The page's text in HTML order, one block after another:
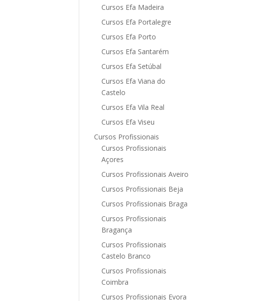
Cursos Efa Madeira
Cursos Efa Portalegre
Cursos Efa Porto
Cursos Efa Santarém
Cursos Efa Setúbal
Cursos Efa Viana do
Castelo
Cursos Efa Vila Real
Cursos Efa Viseu
Cursos Profissionais
Cursos Profissionais
Açores
Cursos Profissionais Aveiro
Cursos Profissionais Beja
Cursos Profissionais Braga
Cursos Profissionais
Bragança
Cursos Profissionais
Castelo Branco
Cursos Profissionais
Coimbra
Cursos Profissionais Evora